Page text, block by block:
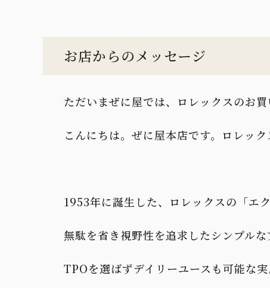
お店からのメッセージ
ただいまぜに屋では、ロレックスのお買
こんにちは。ぜに屋本店です。ロレッ
1953年に誕生した、ロレックスの「エク
無駄を省き視野性を追求したシンプル
TPOを選ばずデイリーユースも可能な